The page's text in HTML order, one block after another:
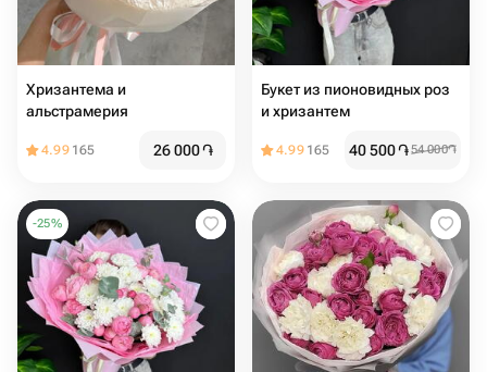
Хризантема и
альстрамерия
4.99 165 26 000֏
Букет из пионовидных роз
и хризантем
4.99 165 40 500֏54 000֏
-25%